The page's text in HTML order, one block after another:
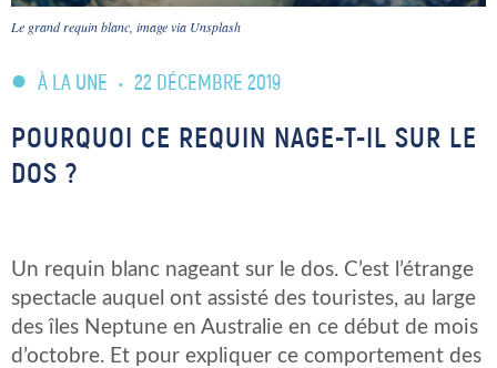
Le grand requin blanc, image via Unsplash
À LA UNE • 22 DÉCEMBRE 2019
POURQUOI CE REQUIN NAGE-T-IL SUR LE
DOS ?
Un requin blanc nageant sur le dos. C’est l’étrange
spectacle auquel ont assisté des touristes, au large
des îles Neptune en Australie en ce début de mois
d’octobre. Et pour expliquer ce comportement des